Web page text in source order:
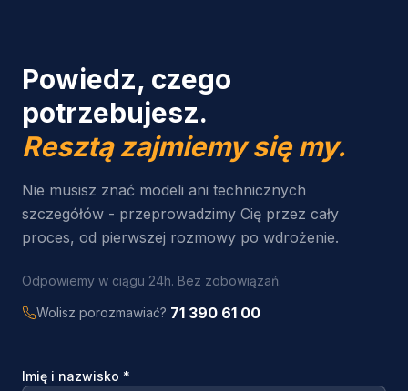
Powiedz, czego
potrzebujesz.
Resztą zajmiemy się my.
Nie musisz znać modeli ani technicznych
szczegółów - przeprowadzimy Cię przez cały
proces, od pierwszej rozmowy po wdrożenie.
Odpowiemy w ciągu 24h. Bez zobowiązań.
Wolisz porozmawiać? 71 390 61 00
Imię i nazwisko *